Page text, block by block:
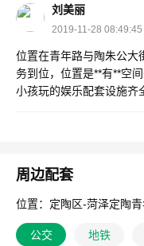
襄政地产以高标准、高品
区旧城改造的标杆工程
刘美丽
2019-11-28 08:49:45
位置在青年路与陶朱公大
务到位，位置是**有**空
小孩玩的娱乐配套设施齐
周边配套
位置：定陶区-菏泽定陶
公交 地铁